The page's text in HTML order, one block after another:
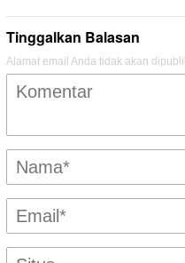
Tinggalkan Balasan
Alamat email Anda tidak akan